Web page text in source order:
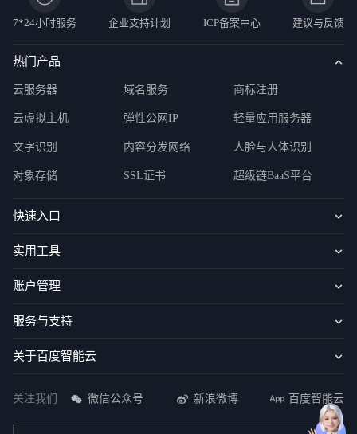
7*24小时服务 企业支持计划 ICP备案中心 建议与反馈
热门产品
云服务器 域名服务 商标注册
云虚拟主机 弹性公网IP 轻量应用服务器
文字识别 内容分发网络 人脸与人体识别
对象存储 SSL证书 超级链BaaS平台
快速入口
实用工具
账户管理
服务与支持
关于百度智能云
关注我们 微信公众号 新浪微博 百度智能云